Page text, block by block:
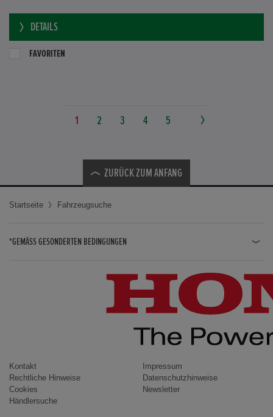
DETAILS
FAVORITEN
1 2 3 4 5
ZURÜCK ZUM ANFANG
Startseite Fahrzeugsuche
*GEMÄSS GESONDERTEN BEDINGUNGEN
CIVIC / CIVIC LIMOUSINE
INSIGHT
ACCORD
Kontakt
Impressum
Rechtliche Hinweise
Datenschutzhinweise
Cookies
Newsletter
Händlersuche